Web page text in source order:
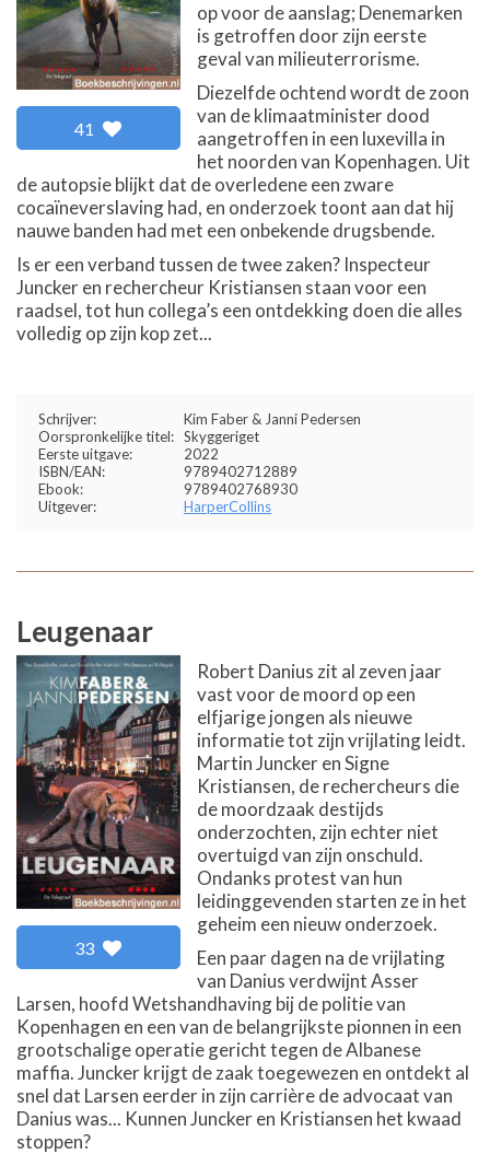
41
op voor de aanslag; Denemarken
is getroffen door zijn eerste
geval van milieuterrorisme.
Diezelfde ochtend wordt de zoon
van de klimaatminister dood
aangetroffen in een luxevilla in
het noorden van Kopenhagen. Uit
de autopsie blijkt dat de overledene een zware
cocaïneverslaving had, en onderzoek toont aan dat hij
nauwe banden had met een onbekende drugsbende.
Is er een verband tussen de twee zaken? Inspecteur
Juncker en rechercheur Kristiansen staan voor een
raadsel, tot hun collega’s een ontdekking doen die alles
volledig op zijn kop zet...
Schrijver:
Kim Faber & Janni Pedersen
Oorspronkelijke titel: Skyggeriget
Eerste uitgave:
2022
ISBN/EAN:
9789402712889
Ebook:
9789402768930
Uitgever:
HarperCollins
Leugenaar
33
Robert Danius zit al zeven jaar
vast voor de moord op een
elfjarige jongen als nieuwe
informatie tot zijn vrijlating leidt.
Martin Juncker en Signe
Kristiansen, de rechercheurs die
de moordzaak destijds
onderzochten, zijn echter niet
overtuigd van zijn onschuld.
Ondanks protest van hun
leidinggevenden starten ze in het
geheim een nieuw onderzoek.
Een paar dagen na de vrijlating
van Danius verdwijnt Asser
Larsen, hoofd Wetshandhaving bij de politie van
Kopenhagen en een van de belangrijkste pionnen in een
grootschalige operatie gericht tegen de Albanese
maffia. Juncker krijgt de zaak toegewezen en ontdekt al
snel dat Larsen eerder in zijn carrière de advocaat van
Danius was... Kunnen Juncker en Kristiansen het kwaad
stoppen?